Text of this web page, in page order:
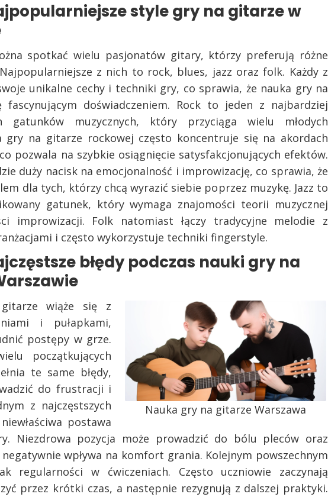
style gry na gitarze w
spotkać wielu pasjonatów gitary, którzy preferują różne
z nich to rock, blues, jazz oraz folk. Każdy z
unikalne cechy i techniki gry, co sprawia, że nauka gry na
doświadczeniem. Rock to jeden z najbardziej
gatunków muzycznych, który przyciąga wielu młodych
gry na gitarze rockowej często koncentruje się na akordach
pozwala na szybkie osiągnięcie satysfakcjonujących efektów.
duży nacisk na emocjonalność i improwizację, co sprawia, że
dla tych, którzy chcą wyrazić siebie poprzez muzykę. Jazz to
gatunek, który wymaga znajomości teorii muzycznej
improwizacji. Folk natomiast łączy tradycyjne melodie z
i często wykorzystuje techniki fingerstyle.
błędy podczas nauki gry na
Nauka gry na gitarze Warszawa
wiąże się z
i pułapkami,
postępy w grze.
początkujących
te same błędy,
do frustracji i
z najczęstszych
postawa
Niezdrowa pozycja może prowadzić do bólu pleców oraz
wpływa na komfort grania. Kolejnym powszechnym
regularności w ćwiczeniach. Często uczniowie zaczynają
przez krótki czas, a następnie rezygnują z dalszej praktyki.